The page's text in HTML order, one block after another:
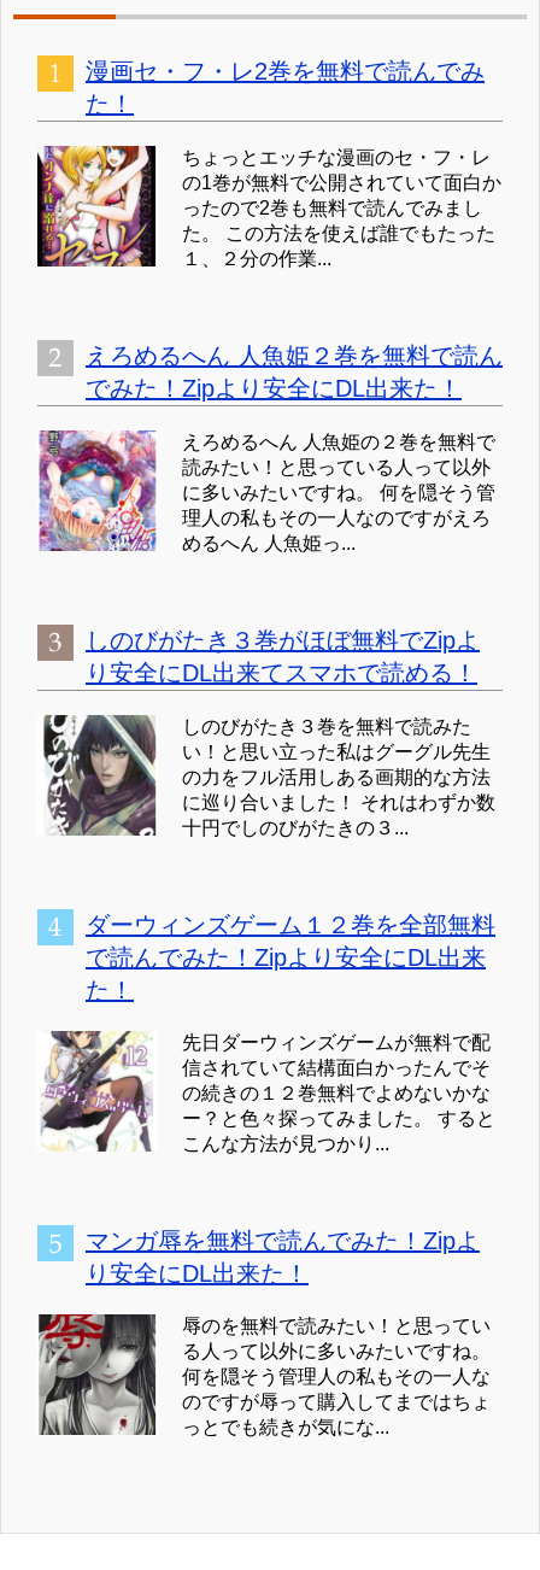
漫画セ・フ・レ2巻を無料で読んでみ
た！
ちょっとエッチな漫画のセ・フ・レ
の1巻が無料で公開されていて面白か
ったので2巻も無料で読んでみまし
た。 この方法を使えば誰でもたった
１、２分の作業...
えろめるへん 人魚姫２巻を無料で読ん
でみた！Zipより安全にDL出来た！
えろめるへん 人魚姫の２巻を無料で
読みたい！と思っている人って以外
に多いみたいですね。 何を隠そう管
理人の私もその一人なのですがえろ
めるへん 人魚姫っ...
しのびがたき３巻がほぼ無料でZipよ
り安全にDL出来てスマホで読める！
しのびがたき３巻を無料で読みた
い！と思い立った私はグーグル先生
の力をフル活用しある画期的な方法
に巡り合いました！ それはわずか数
十円でしのびがたきの３...
ダーウィンズゲーム１２巻を全部無料
で読んでみた！Zipより安全にDL出来
た！
先日ダーウィンズゲームが無料で配
信されていて結構面白かったんでそ
の続きの１２巻無料でよめないかな
ー？と色々探ってみました。 すると
こんな方法が見つかり...
マンガ辱を無料で読んでみた！Zipよ
り安全にDL出来た！
辱のを無料で読みたい！と思ってい
る人って以外に多いみたいですね。
何を隠そう管理人の私もその一人な
のですが辱って購入してまではちょ
っとでも続きが気にな...